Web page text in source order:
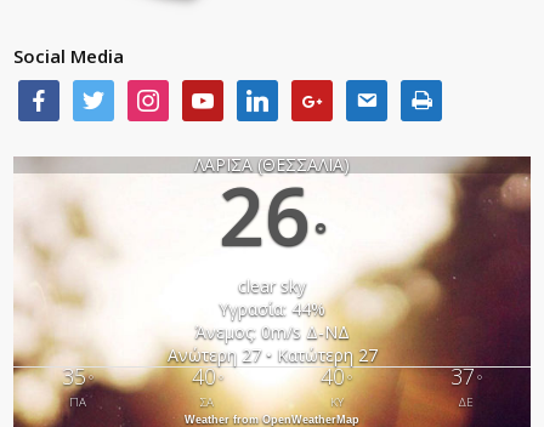
Social Media
ΛΑΡΙΣΑ (ΘΕΣΣΑΛΙΑ)
26°
clear sky
Υγρασία: 44%
Άνεμος: 0m/s Δ-ΝΔ
Ανώτερη 27 • Κατώτερη 27
35°
ΠΑ
40°
ΣΑ
40°
ΚΥ
37°
ΔΕ
Weather from OpenWeatherMap